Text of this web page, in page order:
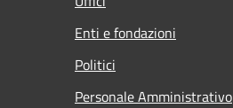
Enti e fondazioni
Politici
Personale Amministrativo